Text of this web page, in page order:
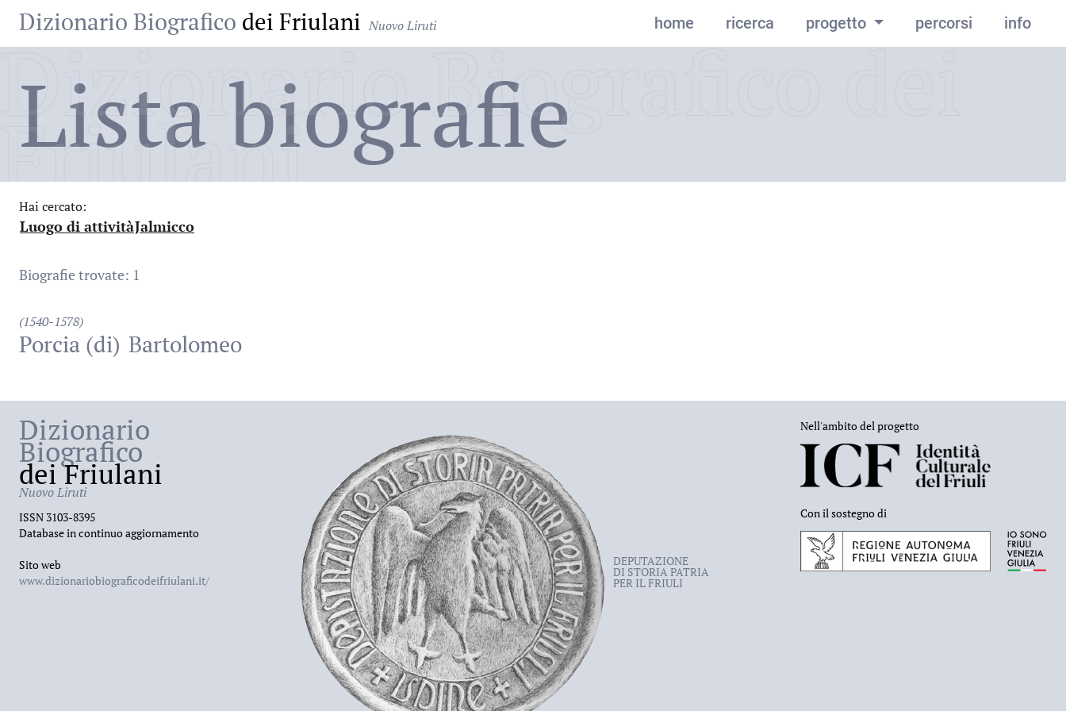
Dizionario Biografico dei Friulani Nuovo Liruti home ricerca progetto percorsi info
Dizionario Biografico dei
Friulani
Lista biografie
Hai cercato:
Luogo di attività
:Jalmicco
Biografie trovate: 1
(1540-1578)
Porcia (di) Bartolomeo
Dizionario
Biografico
dei Friulani
Nuovo Liruti
ISSN 3103-8395
Database in continuo aggiornamento
Sito web
www.dizionariobiograficodeifriulani.it/
DEPUTAZIONE
DI STORIA PATRIA
PER IL FRIULI
Nell'ambito del progetto
Con il sostegno di